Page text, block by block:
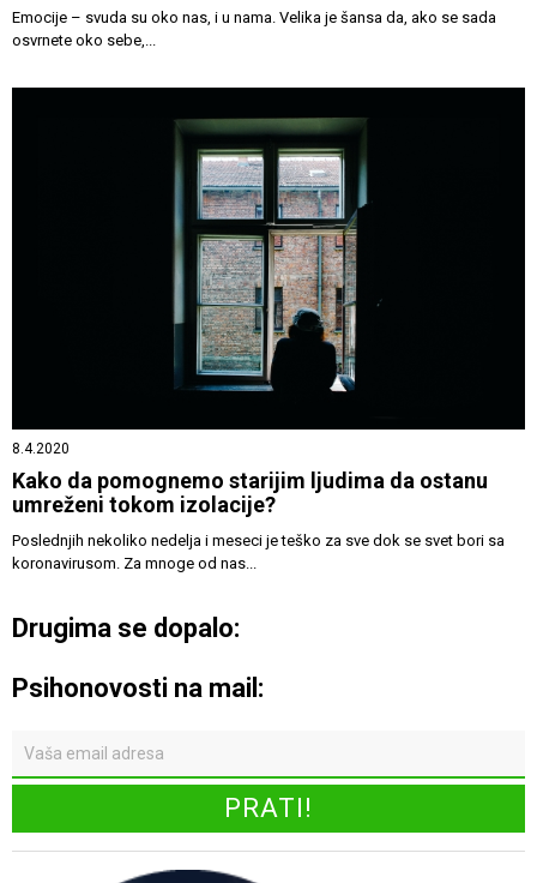
Emocije – svuda su oko nas, i u nama. Velika je šansa da, ako se sada
osvrnete oko sebe,...
8.4.2020
Kako da pomognemo starijim ljudima da ostanu
umreženi tokom izolacije?
Poslednjih nekoliko nedelja i meseci je teško za sve dok se svet bori sa
koronavirusom. Za mnoge od nas...
Drugima se dopalo:
Psihonovosti na mail: